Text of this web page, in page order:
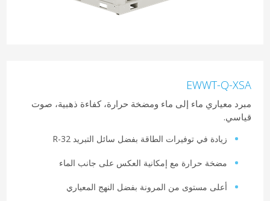
EWWT-Q-XSA
مبرد معياري ماء إلى ماء ومضخة حرارة، كفاءة ذهبية، صوت
قياسي.
زيادة في توفيرات الطاقة بفضل سائل التبريد R-32
مضخة حرارة مع إمكانية العكس على جانب الماء
أعلى مستوى من المرونة بفضل النهج المعياري